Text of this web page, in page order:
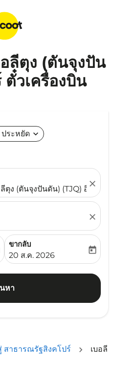
ลีตุง (ตันจุงปัน
วเครื่องบิน
ประหยัด expand_more
ตุง (ตันจุงปันดัน) (TJQ) อินโดนีเ
close
close
aria-label
ขากลับ
fc-booking-return-date-
20 ส.ค. 2026
today
หา
สาธารณรัฐสิงคโปร์
เบอลี